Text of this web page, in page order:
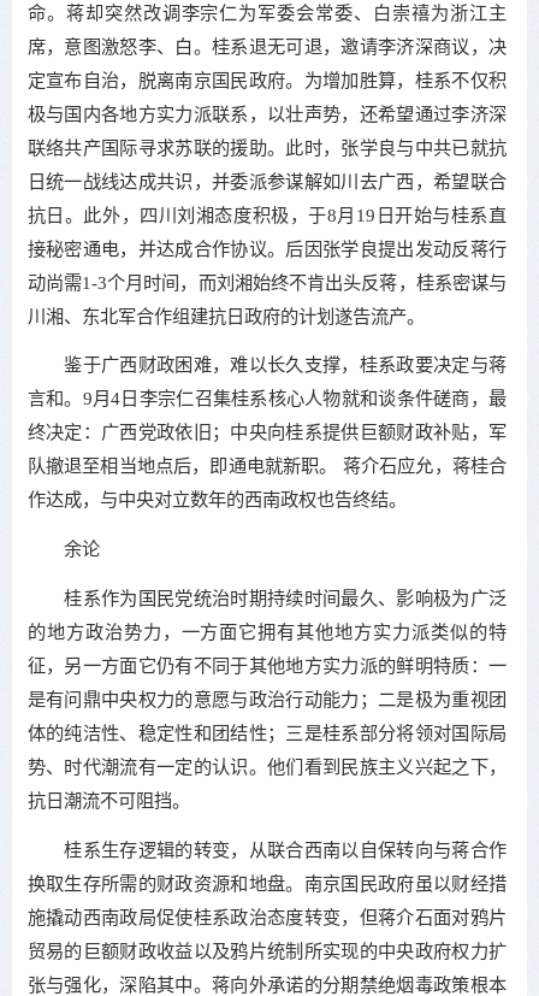
命。蒋却突然改调李宗仁为军委会常委、白崇禧为浙江主
席，意图激怒李、白。桂系退无可退，邀请李济深商议，决
定宣布自治，脱离南京国民政府。为增加胜算，桂系不仅积
极与国内各地方实力派联系，以壮声势，还希望通过李济深
联络共产国际寻求苏联的援助。此时，张学良与中共已就抗
日统一战线达成共识，并委派参谋解如川去广西，希望联合
抗日。此外，四川刘湘态度积极，于8月19日开始与桂系直
接秘密通电，并达成合作协议。后因张学良提出发动反蒋行
动尚需1-3个月时间，而刘湘始终不肯出头反蒋，桂系密谋与
川湘、东北军合作组建抗日政府的计划遂告流产。
鉴于广西财政困难，难以长久支撑，桂系政要决定与蒋
言和。9月4日李宗仁召集桂系核心人物就和谈条件磋商，最
终决定：广西党政依旧；中央向桂系提供巨额财政补贴，军
队撤退至相当地点后，即通电就新职。 蒋介石应允，蒋桂合
作达成，与中央对立数年的西南政权也告终结。
余论
桂系作为国民党统治时期持续时间最久、影响极为广泛
的地方政治势力，一方面它拥有其他地方实力派类似的特
征，另一方面它仍有不同于其他地方实力派的鲜明特质：一
是有问鼎中央权力的意愿与政治行动能力；二是极为重视团
体的纯洁性、稳定性和团结性；三是桂系部分将领对国际局
势、时代潮流有一定的认识。他们看到民族主义兴起之下，
抗日潮流不可阻挡。
桂系生存逻辑的转变，从联合西南以自保转向与蒋合作
换取生存所需的财政资源和地盘。南京国民政府虽以财经措
施撬动西南政局促使桂系政治态度转变，但蒋介石面对鸦片
贸易的巨额财政收益以及鸦片统制所实现的中央政府权力扩
张与强化，深陷其中。蒋向外承诺的分期禁绝烟毒政策根本